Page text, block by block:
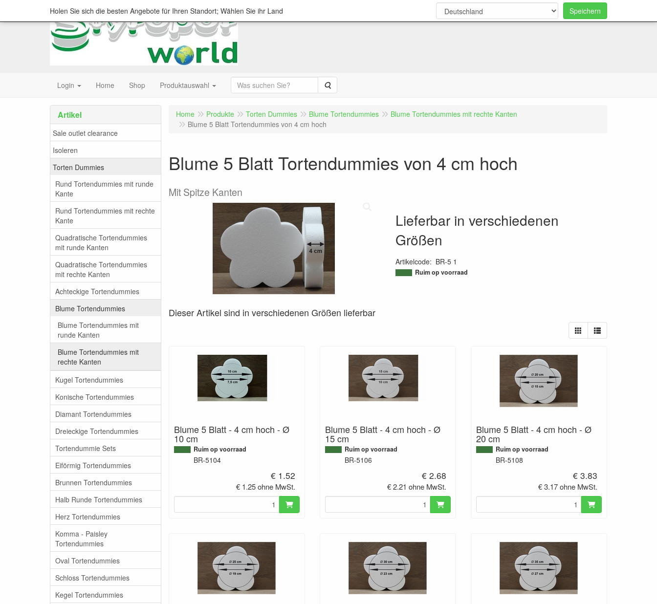
0
Login Home Shop Produktauswahl Suche
Artikel
Sale outlet clearance
Isoleren
Torten Dummies
Rund Tortendummies mit runde
Kante
Rund Tortendummies mit rechte
Kante
Quadratische Tortendummies
mit runde Kanten
Quadratische Tortendummies
mit rechte Kanten
Achteckige Tortendummies
Blume Tortendummies
Blume Tortendummies mit
runde Kanten
Blume Tortendummies mit
rechte Kanten
Kugel Tortendummies
Konische Tortendummies
Diamant Tortendummies
Dreieckige Tortendummies
Tortendummie Sets
Eiförmig Tortendummies
Brunnen Tortendummies
Halb Runde Tortendummies
Herz Tortendummies
Komma - Paisley
Tortendummies
Oval Tortendummies
Schloss Tortendummies
Kegel Tortendummies
Home Produkte Torten Dummies Blume Tortendummies
Blume Tortendummies mit rechte Kanten
Blume 5 Blatt Tortendummies von 4 cm hoch
Blume 5 Blatt Tortendummies von 4 cm hoch
Mit Spitze Kanten
Lieferbar in verschiedenen
Größen
Artikelcode: BR-5 1
9507184853565
Ruim op voorraad
Dieser Artikel sind in verschiedenen Größen lieferbar
Blume 5 Blatt - 4 cm hoch - Ø
10 cm
Ruim op voorraad
BR-5104
€ 1.52
€ 1.25 ohne MwSt.
Blume 5 Blatt - 4 cm hoch - Ø
15 cm
Ruim op voorraad
BR-5106
€ 2.68
€ 2.21 ohne MwSt.
Blume 5 Blatt - 4 cm hoch - Ø
20 cm
Ruim op voorraad
BR-5108
€ 3.83
€ 3.17 ohne MwSt.
Holen Sie sich die besten Angebote für Ihren Standort; Wählen Sie ihr Land Speichern